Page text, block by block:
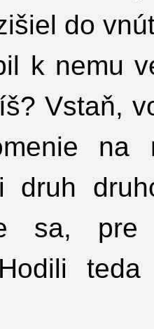
do
k nemu
Vstaň,
na
sa,
Hodili